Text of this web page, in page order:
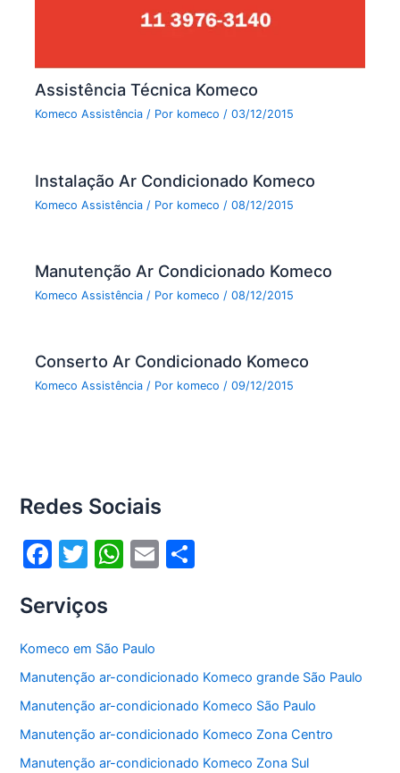
Assistência Técnica Komeco
Komeco Assistência / Por komeco/03/12/2015
Instalação Ar Condicionado Komeco
Komeco Assistência / Por komeco /08/12/2015
Manutenção Ar Condicionado Komeco
Komeco Assistência / Por komeco /08/12/2015
Conserto Ar Condicionado Komeco
Komeco Assistência / Por komeco/09/12/2015
Redes Sociais
F
c
e
b
o
o
k
T
itt
er
W
s
A
p
p
E
Serviços
Komeco em São Paulo
Manutenção ar-condicionado Komeco grande São Paulo
Manutenção ar-condicionado Komeco São Paulo
Manutenção ar-condicionado Komeco Zona Centro
Manutenção ar-condicionado Komeco Zona Sul